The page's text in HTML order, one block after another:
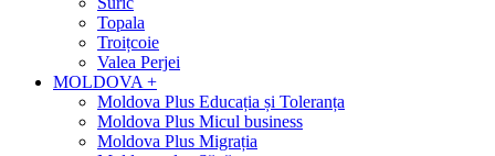
Topala
Troițcoie
Valea Perjei
MOLDOVA +
Moldova Plus Educația și Toleranța
Moldova Plus Micul business
Moldova Plus Migrația